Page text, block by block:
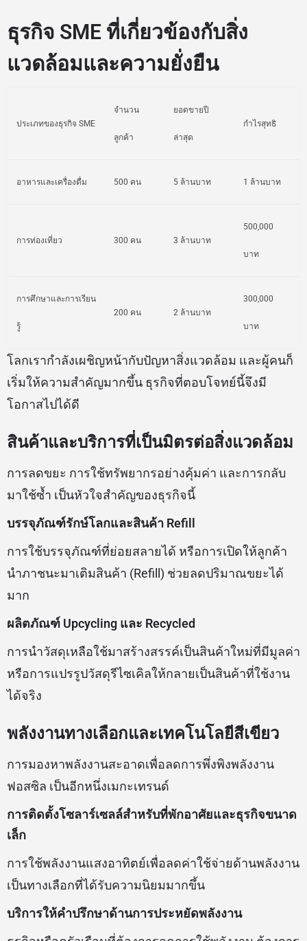
ธุรกิจ SME ที่เกี่ยวข้องกับสิ่ง
แวดล้อมและความยั่งยืน
ประเภทของธุรกิจ SME
จำนวน
ลูกค้า
ยอดขายปี
ล่าสุด
กำไรสุทธิ
อาหารและเครื่องดื่ม 500 คน 5 ล้านบาท 1 ล้านบาท
การท่องเที่ยว 300 คน 3 ล้านบาท
500,000
บาท
การศึกษาและการเรียน
รู้
200 คน 2 ล้านบาท
300,000
บาท
โลกเรากำลังเผชิญหน้ากับปัญหาสิ่งแวดล้อม และผู้คนก็
เริ่มให้ความสำคัญมากขึ้น ธุรกิจที่ตอบโจทย์นี้จึงมี
โอกาสไปได้ดี
สินค้าและบริการที่เป็นมิตรต่อสิ่งแวดล้อม
การลดขยะ การใช้ทรัพยากรอย่างคุ้มค่า และการกลับ
มาใช้ซ้ำ เป็นหัวใจสำคัญของธุรกิจนี้
บรรจุภัณฑ์รักษ์โลกและสินค้า Refill
การใช้บรรจุภัณฑ์ที่ย่อยสลายได้ หรือการเปิดให้ลูกค้า
นำภาชนะมาเติมสินค้า (Refill) ช่วยลดปริมาณขยะได้
มาก
ผลิตภัณฑ์ Upcycling และ Recycled
การนำวัสดุเหลือใช้มาสร้างสรรค์เป็นสินค้าใหม่ที่มีมูลค่า
หรือการแปรรูปวัสดุรีไซเคิลให้กลายเป็นสินค้าที่ใช้งาน
ได้จริง
พลังงานทางเลือกและเทคโนโลยีสีเขียว
การมองหาพลังงานสะอาดเพื่อลดการพึ่งพิงพลังงาน
ฟอสซิล เป็นอีกหนึ่งเมกะเทรนด์
การติดตั้งโซลาร์เซลล์สำหรับที่พักอาศัยและธุรกิจขนาด
เล็ก
การใช้พลังงานแสงอาทิตย์เพื่อลดค่าใช้จ่ายด้านพลังงาน
เป็นทางเลือกที่ได้รับความนิยมมากขึ้น
บริการให้คำปรึกษาด้านการประหยัดพลังงาน